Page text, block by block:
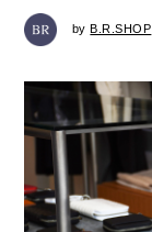
byB.R.SHOP